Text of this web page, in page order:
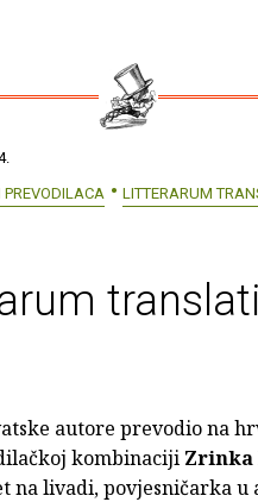
LITTERARUM
autore prevodio na
kombinaciji Zrinka
na livadi, povjesničarka u